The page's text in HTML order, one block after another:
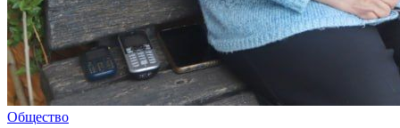
Общество